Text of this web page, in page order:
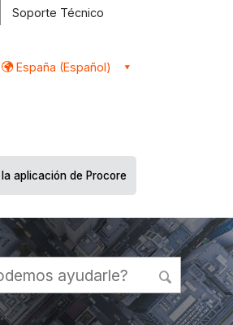
Soporte Técnico
España (Español)
aplicación de Procore